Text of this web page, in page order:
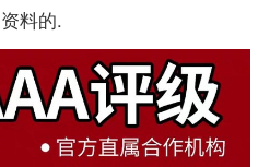
料的.